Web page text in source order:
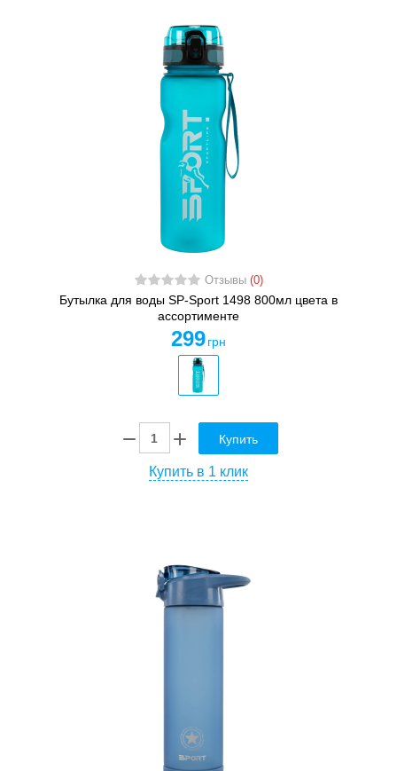
Отзывы (0)
Бутылка для воды SP-Sport 1498 800мл цвета в
ассортименте
299 грн
Купить
Купить в 1 клик